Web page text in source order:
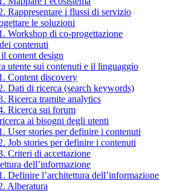
Rappresentare i flussi di servizio
le soluzioni
Workshop di co-progettazione
contenuti
content design
utente sui contenuti e il linguaggio
Content discovery
Dati di ricerca (search keywords)
Ricerca tramite analytics
Ricerca sui forum
ai bisogni degli utenti
User stories per definire i contenuti
Job stories per definire i contenuti
Criteri di accettazione
dell’informazione
Definire l’architettura dell’informazione
Alberatura